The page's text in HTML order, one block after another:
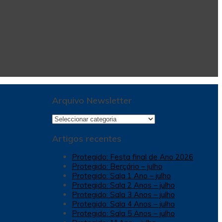
Arquivo Newsletter
Arquivo
Artigos recentes
Protegido: Festa final de Ano 2026
Protegido: Berçário – julho
Protegido: Sala 1 Ano – julho
Protegido: Sala 2 Anos – julho
Protegido: Sala 3 Anos – julho
Protegido: Sala 4 Anos – julho
Protegido: Sala 5 Anos – julho